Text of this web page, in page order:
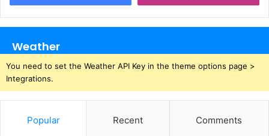
Weather
You need to set the Weather API Key in the theme options page >
Integrations.
Popular Recent Comments